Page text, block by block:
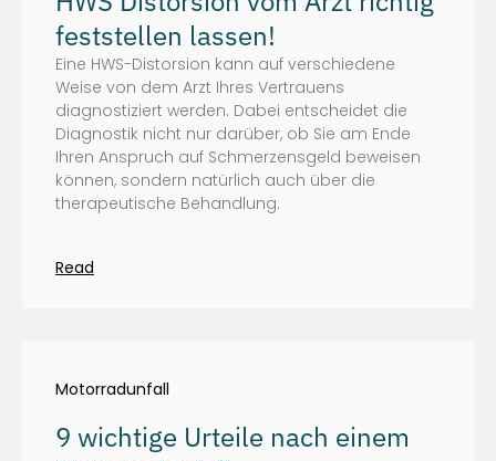
feststellen lassen!
Eine HWS-Distorsion kann auf verschiedene
Weise von dem Arzt Ihres Vertrauens
diagnostiziert werden. Dabei entscheidet die
Diagnostik nicht nur darüber, ob Sie am Ende
Ihren Anspruch auf Schmerzensgeld beweisen
können, sondern natürlich auch über die
therapeutische Behandlung.
Read
Motorradunfall
9 wichtige Urteile nach einem